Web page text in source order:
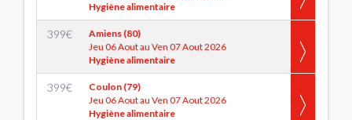
Hygiène alimentaire
399€
Amiens (80)
Jeu 06 Aout au Ven 07 Aout 2026
Hygiène alimentaire
399€
Coulon (79)
Jeu 06 Aout au Ven 07 Aout 2026
Hygiène alimentaire